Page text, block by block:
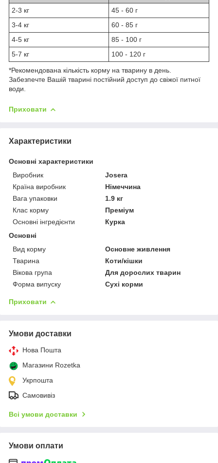
2-3 кг
45 - 60 г
3-4 кг
60 - 85 г
4-5 кг
85 - 100 г
5-7 кг
100 - 120 г
*Рекомендована кількість корму на тварину в день.
Забезпечте Вашій тварині постійний доступ до свіжої питної
води.
Приховати
Характеристики
Основні характеристики
Виробник
Josera
Країна виробник
Німеччина
Вага упаковки
1.9 кг
Клас корму
Преміум
Основні інгредієнти
Курка
Основні
Вид корму
Основне живлення
Тварина
Коти/кішки
Вікова група
Для дорослих тварин
Форма випуску
Сухі корми
Приховати
Умови доставки
Нова Пошта
Магазини Rozetka
Укрпошта
Самовивіз
Всі умови доставки
Умови оплати